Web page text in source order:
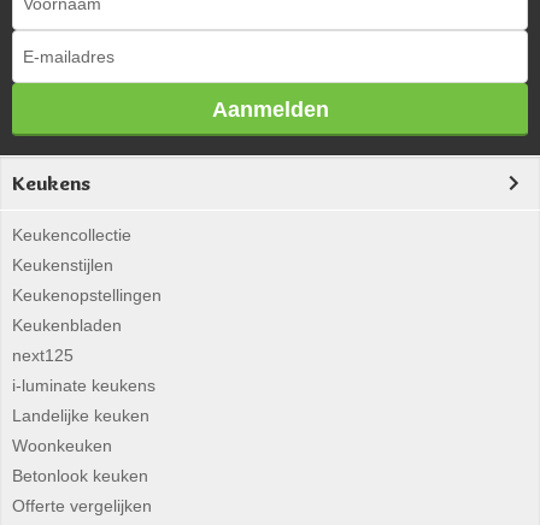
Aanmelden
Keukens
Keukencollectie
Keukenstijlen
Keukenopstellingen
Keukenbladen
next125
i-luminate keukens
Landelijke keuken
Woonkeuken
Betonlook keuken
Offerte vergelijken